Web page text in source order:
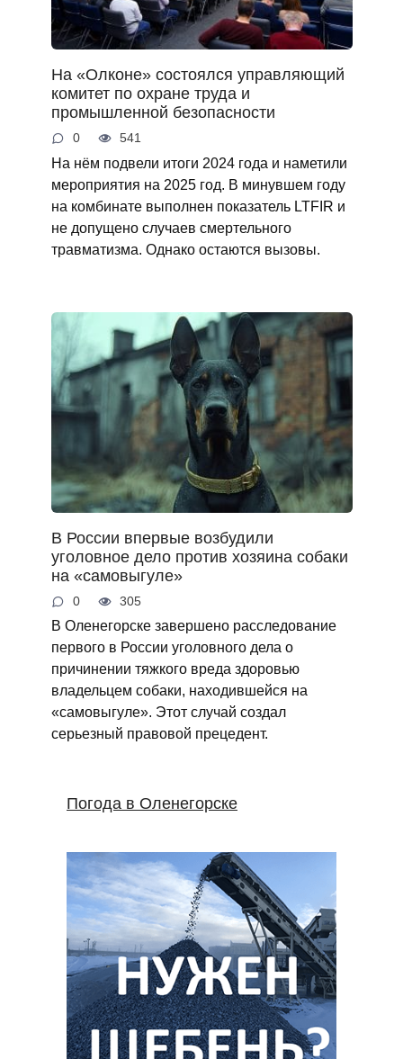
На «Олконе» состоялся управляющий
комитет по охране труда и
промышленной безопасности
0 541
На нём подвели итоги 2024 года и наметили
мероприятия на 2025 год. В минувшем году
на комбинате выполнен показатель LTFIR и
не допущено случаев смертельного
травматизма. Однако остаются вызовы.
В России впервые возбудили
уголовное дело против хозяина собаки
на «самовыгуле»
0 305
В Оленегорске завершено расследование
первого в России уголовного дела о
причинении тяжкого вреда здоровью
владельцем собаки, находившейся на
«самовыгуле». Этот случай создал
серьезный правовой прецедент.
Погода в Оленегорске